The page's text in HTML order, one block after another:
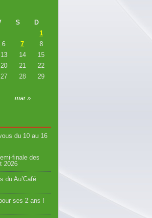
S D
mar »
1
6 7
8
13 14
15
20 21
22
27 28
29
du 10 au 16
finale des
2026
du Au’Café
ses 2 ans !